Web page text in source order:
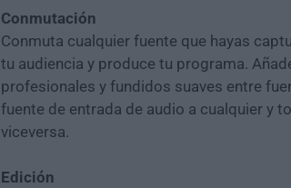
Conmutación
Conmuta cualquier fuente que hayas
tu audiencia y produce tu programa.
profesionales y fundidos suaves entre
fuente de entrada de audio a cualquier y
viceversa.
Edición